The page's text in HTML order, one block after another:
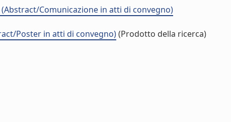
(Abstract/Comunicazione in atti di convegno)
Poster in atti di convegno)(Prodotto della ricerca)